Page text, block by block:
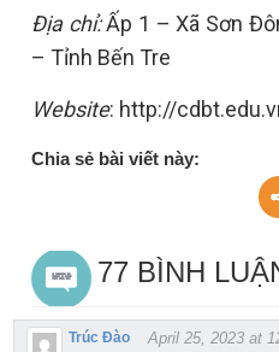
Địa chỉ:Ấp 1 – Xã Sơn
– Tỉnh Bến Tre
Website: http://
Chia sẻ bài viết này:
77 BÌNH
Trúc Đào April 25, 2023 at